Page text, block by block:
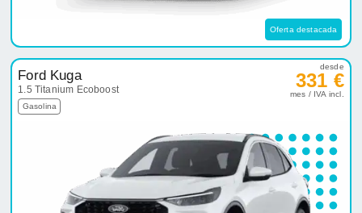
Oferta destacada
Ford Kuga
1.5 Titanium Ecoboost
Gasolina
desde
331 €
mes / IVA incl.